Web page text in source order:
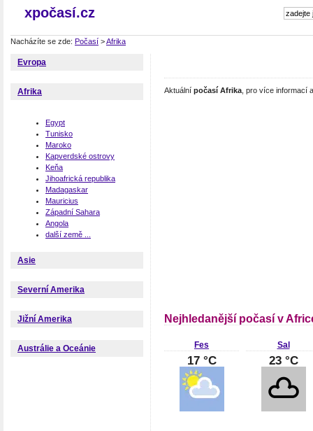
xpočasí.cz
Nacházíte se zde: Počasí >Afrika
Evropa
Afrika
Egypt
Tunisko
Maroko
Kapverdské ostrovy
Keňa
Jihoafrická republika
Madagaskar
Mauricius
Západní Sahara
Angola
další země ...
Asie
Severní Amerika
Jižní Amerika
Austrálie a Oceánie
Aktuální počasí Afrika , pro více informací
Nejhledanější počasí v
Fes
17 °C
Sal
23 °C